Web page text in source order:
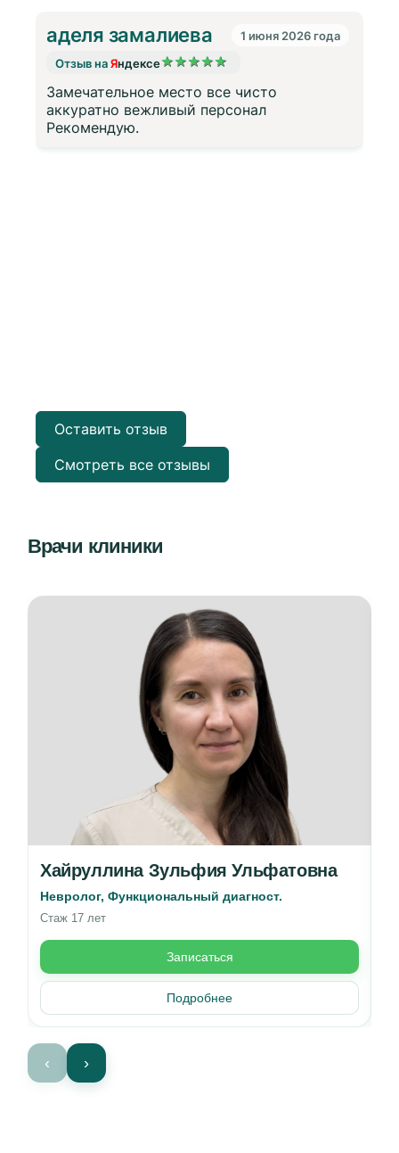
аделя замалиева
Отзыв наЯндексе★★★★★
1 июня 2026 года
Замечательное место все чисто
аккуратно вежливый персонал
Рекомендую.
Оставить отзыв
Смотреть все отзывы
Врачи клиники
Хайруллина Зульфия Ульфатовна
Невролог, Функциональный диагност.
Стаж 17 лет
Записаться
Подробнее
‹ ›